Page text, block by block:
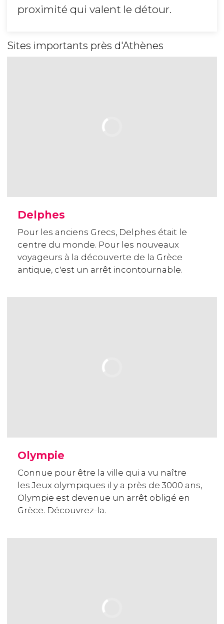
proximité qui valent le détour.
Sites importants près d'Athènes
Delphes
Pour les anciens Grecs, Delphes était le
centre du monde. Pour les nouveaux
voyageurs à la découverte de la Grèce
antique, c'est un arrêt incontournable.
Olympie
Connue pour être la ville qui a vu naître
les Jeux olympiques il y a près de 3000 ans,
Olympie est devenue un arrêt obligé en
Grèce. Découvrez-la.